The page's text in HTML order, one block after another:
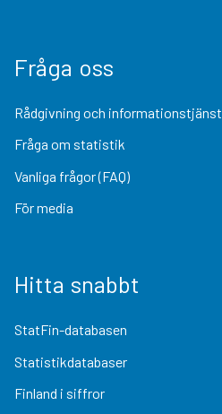
Fråga oss
Rådgivning och informationstjänst
Fråga om statistik
Vanliga frågor (FAQ)
För media
Hitta snabbt
StatFin-databasen
Statistikdatabaser
Finland i siffror